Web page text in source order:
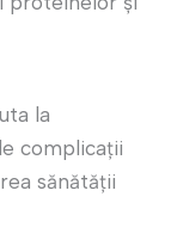
la
complicații
sănătății